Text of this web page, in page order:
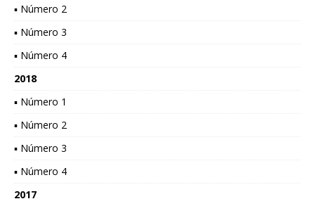
▪ Número 2
▪ Número 3
▪ Número 4
2018
▪ Número 1
▪ Número 2
▪ Número 3
▪ Número 4
2017